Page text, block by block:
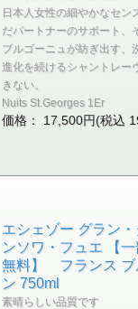
日本人女性の細やかなセン
だパートナーのサポート、
ブルゴーニュが紡ぎ出す、
進化を続けるシャントレー
きない。
Nuits St.Georges 1Er
価格： 17,500円(税込
エシェゾー グラン
ンソワ・フュエ 【
無料】 フランス ブ
ン 750ml
素晴らしい品質です